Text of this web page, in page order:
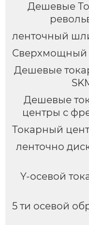
Дешевые
ленточный
Сверхмощный
Дешевые
Дешевые
центры с
Токарный
ленточно
Y-осевой
5 ти осевой